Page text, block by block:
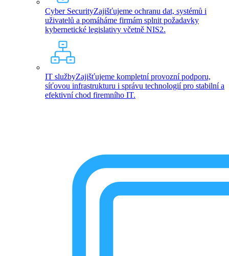
Cyber SecurityZajišťujeme ochranu dat, systémů i
uživatelů a pomáháme firmám splnit požadavky
kybernetické legislativy včetně NIS2.
IT službyZajišťujeme kompletní provozní podporu,
síťovou infrastrukturu i správu technologií pro stabilní a
efektivní chod firemního IT.